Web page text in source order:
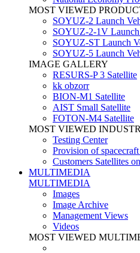
MOST VIEWED
SOYUZ-2 Launch
SOYUZ-2-1V
SOYUZ-ST Launch
SOYUZ-5 Launch
IMAGE GALLERY
RESURS-P 3 Satellite
kk obzorr
BION-M1 Satellite
AIST Small Satellite
FOTON-M4 Satellite
MOST VIEWED
Testing Center
Provision of
Customers Satellites
MULTIMEDIA
MULTIMEDIA
Images
Image Archive
Management Views
Videos
MOST VIEWED